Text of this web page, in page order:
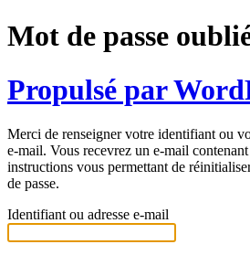
Mot de passe
Propulsé par
Merci de renseigner votre identifiant ou
e-mail. Vous recevrez un e-mail
instructions vous permettant de
de passe.
Identifiant ou adresse e-mail